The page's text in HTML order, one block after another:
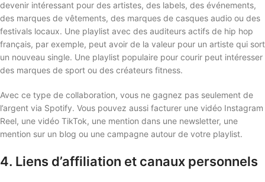
devenir intéressant pour des artistes, des labels, des événements,
des marques de vêtements, des marques de casques audio ou des
festivals locaux. Une playlist avec des auditeurs actifs de hip hop
français, par exemple, peut avoir de la valeur pour un artiste qui sort
un nouveau single. Une playlist populaire pour courir peut intéresser
des marques de sport ou des créateurs fitness.
Avec ce type de collaboration, vous ne gagnez pas seulement de
l’argent via Spotify. Vous pouvez aussi facturer une vidéo Instagram
Reel, une vidéo TikTok, une mention dans une newsletter, une
mention sur un blog ou une campagne autour de votre playlist.
4. Liens d’affiliation et canaux personnels